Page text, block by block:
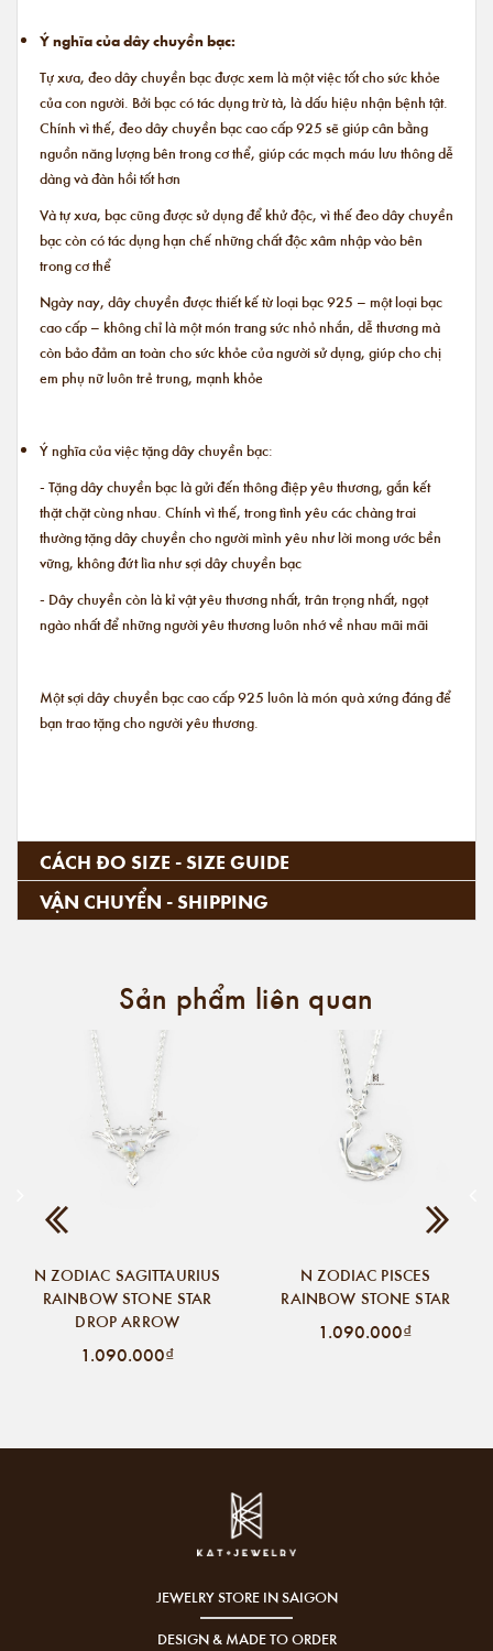
Ý nghĩa của dây chuyền bạc:
Tự xưa, đeo dây chuyền bạc được xem là một việc tốt cho sức khỏe
của con người. Bởi bạc có tác dụng trừ tà, là dấu hiệu nhận bệnh tật.
Chính vì thế, đeo dây chuyền bạc cao cấp 925 sẽ giúp cân bằng
nguồn năng lượng bên trong cơ thể, giúp các mạch máu lưu thông dễ
dàng và đàn hồi tốt hơn
Và tự xưa, bạc cũng được sử dụng để khử độc, vì thế đeo dây chuyền
bạc còn có tác dụng hạn chế những chất độc xâm nhập vào bên
trong cơ thể
Ngày nay, dây chuyền được thiết kế từ loại bạc 925 – một loại bạc
cao cấp – không chỉ là một món trang sức nhỏ nhắn, dễ thương mà
còn bảo đảm an toàn cho sức khỏe của người sử dụng, giúp cho chị
em phụ nữ luôn trẻ trung, mạnh khỏe
Ý nghĩa của việc tặng dây chuyền bạc:
- Tặng dây chuyền bạc là gửi đến thông điệp yêu thương, gắn kết
thặt chặt cùng nhau. Chính vì thế, trong tình yêu các chàng trai
thường tặng dây chuyền cho người mình yêu như lời mong ước bền
vững, không đứt lìa như sợi dây chuyền bạc
- Dây chuyền còn là kỉ vật yêu thương nhất, trân trọng nhất, ngọt
ngào nhất để những người yêu thương luôn nhớ về nhau mãi mãi
Một sợi dây chuyền bạc cao cấp 925 luôn là món quà xứng đáng để
bạn trao tặng cho người yêu thương.
CÁCH ĐO SIZE - SIZE GUIDE
VẬN CHUYỂN - SHIPPING
Sản phẩm liên quan
N ZODIAC SAGITTAURIUS
RAINBOW STONE STAR
DROP ARROW
1.090.000₫
N ZODIAC PISCES
RAINBOW STONE STAR
1.090.000₫
JEWELRY STORE IN SAIGON
DESIGN & MADE TO ORDER